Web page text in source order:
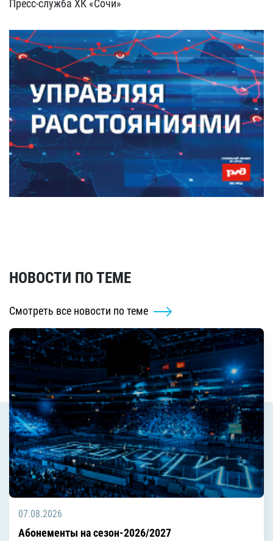
Пресс-служба ХК «Сочи»
НОВОСТИ ПО ТЕМЕ
Смотреть все новости по теме
07.08.2026
Абонементы на сезон-2026/2027